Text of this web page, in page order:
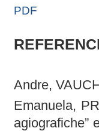
PDF
Andre,
Emanuela,
agiografiche”